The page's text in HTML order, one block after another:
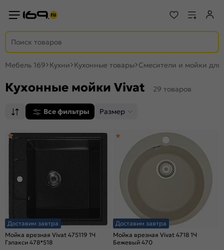
Мебель 169 Кухни Кухонные товары Смесители и мойки для
Кухонные мойки Vivat 29 товаров
Все фильтры Размер
Доставим завтра
Мойка врезная Vivat 475119 1Ч
Гэлакси 478*518
Доставим завтра
Мойка врезная Vivat 4718 1Ч
Бежевый 470